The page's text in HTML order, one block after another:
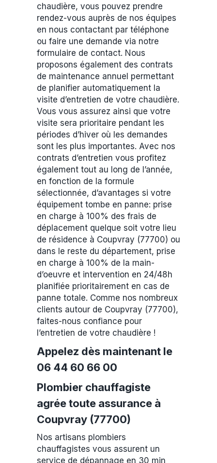
chaudière, vous pouvez prendre
rendez-vous auprès de nos équipes
en nous contactant par téléphone
ou faire une demande via notre
formulaire de contact. Nous
proposons également des contrats
de maintenance annuel permettant
de planifier automatiquement la
visite d’entretien de votre chaudière.
Vous vous assurez ainsi que votre
visite sera prioritaire pendant les
périodes d’hiver où les demandes
sont les plus importantes. Avec nos
contrats d’entretien vous profitez
également tout au long de l’année,
en fonction de la formule
sélectionnée, d’avantages si votre
équipement tombe en panne: prise
en charge à 100% des frais de
déplacement quelque soit votre lieu
de résidence à Coupvray (77700) ou
dans le reste du département, prise
en charge à 100% de la main-
d’oeuvre et intervention en 24/48h
planifiée prioritairement en cas de
panne totale. Comme nos nombreux
clients autour de Coupvray (77700),
faites-nous confiance pour
l’entretien de votre chaudière !
Appelez dès maintenant le
06 44 60 66 00
Plombier chauffagiste
agrée toute assurance à
Coupvray (77700)
Nos artisans plombiers
chauffagistes vous assurent un
service de dépannage en 30 min